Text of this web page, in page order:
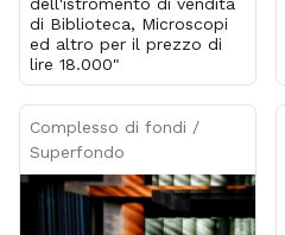
di Biblioteca, Microscopi
ed altro per il prezzo di
lire 18.000"
Complesso di fondi /
Superfondo